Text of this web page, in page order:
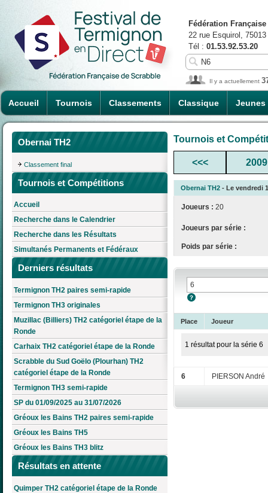
Accueil Tournois Classements Classique Jeunes
Fédération
22 rue Esquirol,
Tél : 01.53.92.53.20
Il y a actuellement
Obernai TH2
Classement final
Tournois et Compétitions
Accueil
Recherche dans le Calendrier
Recherche dans les Résultats
Simultanés Permanents et Fédéraux
Derniers résultats
Termignon TH2 paires semi-rapide
Termignon TH3 originales
Muzillac (Billiers) TH2 catégoriel étape de la
Ronde
Carhaix TH2 catégoriel étape de la Ronde
Scrabble du Sud Goëlo (Plourhan) TH2
catégoriel étape de la Ronde
Termignon TH3 semi-rapide
SP du 01/09/2025 au 31/07/2026
Gréoux les Bains TH2 paires semi-rapide
Gréoux les Bains TH5
Gréoux les Bains TH3 blitz
Résultats en attente
Quimper TH2 catégoriel étape de la Ronde
Tournois et
<<< 2009
Obernai TH2 - Le vendredi
Joueurs : 20
Joueurs par série :
Poids par série :
Place Joueur
1 résultat pour la série 6
6 PIERSON André